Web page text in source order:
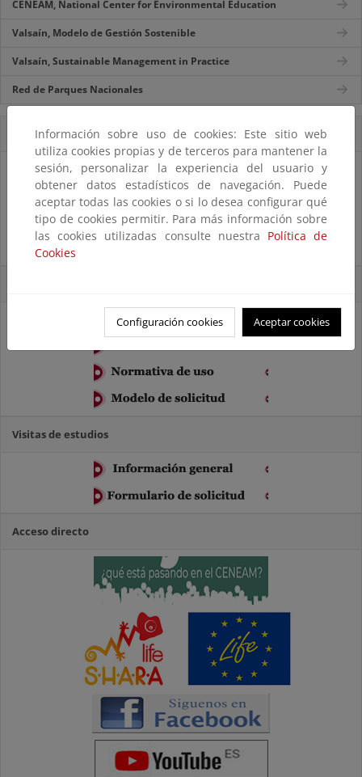
CENEAM, National Center for Environmental Education
Valsaín, Modelo de Gestión Sostenible
Valsaín, Sustainable Management in Practice
Red de Parques Nacionales
Destacados
Visitas de estudios
Acceso directo
Información sobre uso de cookies: Este sitio web
utiliza cookies propias y de terceros para mantener la
sesión, personalizar la experiencia del usuario y
obtener datos estadísticos de navegación. Puede
aceptar todas las cookies o si lo desea configurar qué
tipo de cookies permitir. Para más información sobre
las cookies utilizadas consulte nuestra Política de
Cookies
Configuración cookies Aceptar cookies